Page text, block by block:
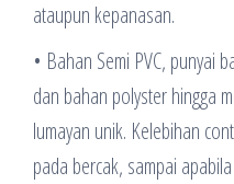
ataupun kepanasan.
• Bahan Semi PVC, punyai
dan bahan polyster hingga
lumayan unik. Kelebihan
pada bercak, sampai